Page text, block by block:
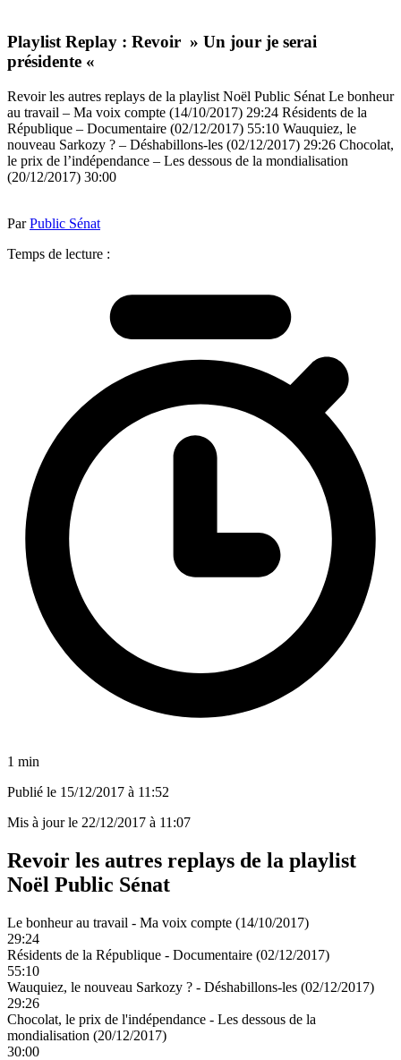
Playlist Replay : Revoir » Un jour je serai
présidente «
Revoir les autres replays de la playlist Noël Public Sénat Le bonheur
au travail – Ma voix compte (14/10/2017) 29:24 Résidents de la
République – Documentaire (02/12/2017) 55:10 Wauquiez, le
nouveau Sarkozy ? – Déshabillons-les (02/12/2017) 29:26 Chocolat,
le prix de l’indépendance – Les dessous de la mondialisation
(20/12/2017) 30:00
ParPublic Sénat
Temps de lecture :
1 min
Publié le 15/12/2017 à 11:52
Mis à jour le 22/12/2017 à 11:07
Revoir les autres replays de la playlist
Noël Public Sénat
Le bonheur au travail - Ma voix compte (14/10/2017)
29:24
Résidents de la République - Documentaire (02/12/2017)
55:10
Wauquiez, le nouveau Sarkozy ? - Déshabillons-les (02/12/2017)
29:26
Chocolat, le prix de l'indépendance - Les dessous de la
mondialisation (20/12/2017)
30:00